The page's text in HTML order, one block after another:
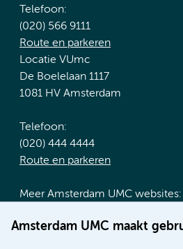
Amsterdam UMC maakt
Telefoon:
(020) 566 9111
Route en parkeren
Locatie VUmc
De Boelelaan 1117
1081 HV Amsterdam
Telefoon:
(020) 444 4444
Route en parkeren
Meer Amsterdam UMC websites:
Werken bij Amsterdam UMC